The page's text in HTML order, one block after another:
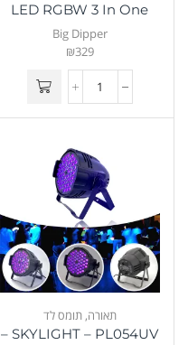
LED RGBW 3 In One
Big Dipper
Big Dipper
₪329
תאורה,תומס לד
SKYLIGHT – PL054UV –